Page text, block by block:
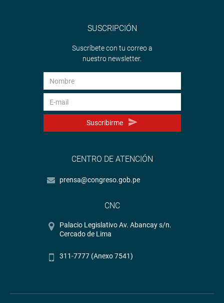
SUSCRIPCIÓN
Suscríbete con tu correo a
nuestro newsletter.
Suscribirme
CENTRO DE ATENCIÓN
prensa@congreso.gob.pe
CNC
Palacio Legislativo Av. Abancay s/n.
Cercado de Lima
311-7777 (Anexo 7541)